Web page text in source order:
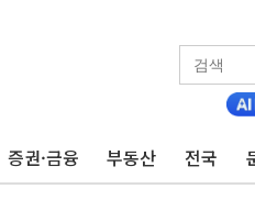
증권·금융 부동산 전국
질식사고 발생…작업자 1명 숨져
산단에 '철강 AI융합실증센터' 들어
에 누적 1.48%p 차 선두 유지...金
장에 오중기 당선...합산득표율